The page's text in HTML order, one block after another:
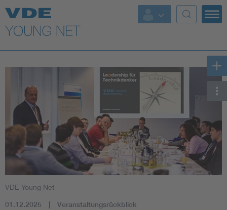
Top Themen
Fokusthemen
AI & Digital Trust
Health
Mobility
VDE Young Net
01.12.2025 Veranstaltungsrückblick